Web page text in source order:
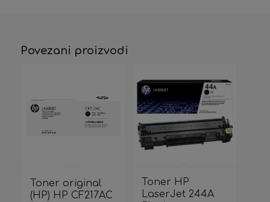
Povezani proizvodi
Toner original
(HP) HP CF217AC
Toner HP
LaserJet 244A